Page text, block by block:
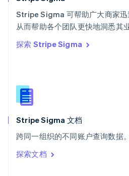
Stripe Sigma 可帮助广大商家迅
从而帮助各个团队更快地洞悉其业
探索 Stripe Sigma
Stripe Sigma 文档
跨同一组织的不同账户查询数据。
探索文档
泰国
ไทยEnglish
希腊
English
西班牙
新西兰
English
匈牙利
English
ItalianoEnglish
印度
English